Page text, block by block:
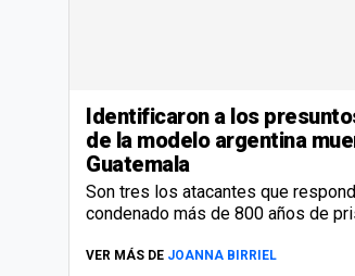
Identificaron a los
de la modelo argentina
Guatemala
Son tres los atacantes que
condenado más de 800 años de
VER MÁS DE JOANNA BIRRIEL